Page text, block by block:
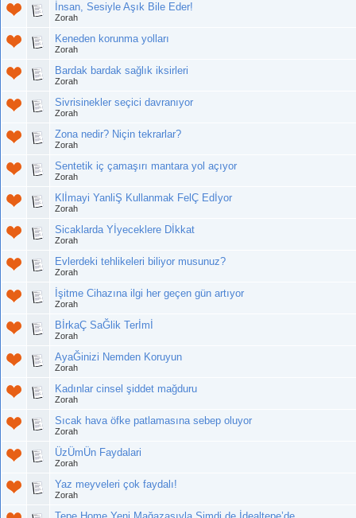
İnsan, Sesiyle Aşık Bile Eder!
Zorah
Keneden korunma yolları
Zorah
Bardak bardak sağlık iksirleri
Zorah
Sivrisinekler seçici davranıyor
Zorah
Zona nedir? Niçin tekrarlar?
Zorah
Sentetik iç çamaşırı mantara yol açıyor
Zorah
Klİmayi YanliŞ Kullanmak FelÇ Edİyor
Zorah
Sicaklarda Yİyeceklere Dİkkat
Zorah
Evlerdeki tehlikeleri biliyor musunuz?
Zorah
İşitme Cihazına ilgi her geçen gün artıyor
Zorah
BİrkaÇ SaĞlik Terİmİ
Zorah
AyaĞinizi Nemden Koruyun
Zorah
Kadınlar cinsel şiddet mağduru
Zorah
Sıcak hava öfke patlamasına sebep oluyor
Zorah
ÜzÜmÜn Faydalari
Zorah
Yaz meyveleri çok faydalı!
Zorah